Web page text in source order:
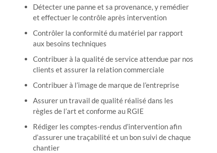
Détecter une panne et sa provenance, y remédier
et effectuer le contrôle après intervention
Contrôler la conformité du matériel par rapport
aux besoins techniques
Contribuer à la qualité de service attendue par nos
clients et assurer la relation commerciale
Contribuer à l’image de marque de l’entreprise
Assurer un travail de qualité réalisé dans les
règles de l’art et conforme au RGIE
Rédiger les comptes-rendus d’intervention afin
d’assurer une traçabilité et un bon suivi de chaque
chantier